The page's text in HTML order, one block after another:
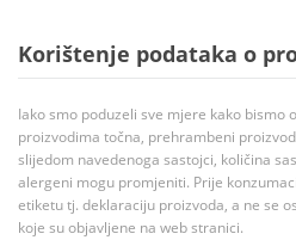
Korištenje podataka o
Iako smo poduzeli sve mjere kako bismo
proizvodima točna, prehrambeni
slijedom navedenoga sastojci, količina
alergeni mogu promjeniti. Prije
etiketu tj. deklaraciju proizvoda, a ne se
koje su objavljene na web stranici.